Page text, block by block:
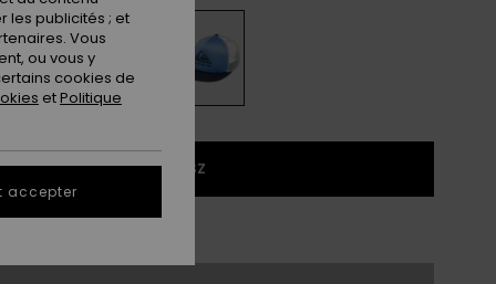
1SZ
le Guide des tailles
les publicités ; et
Vous
ou vous y
cookies de
etPolitique
accepter